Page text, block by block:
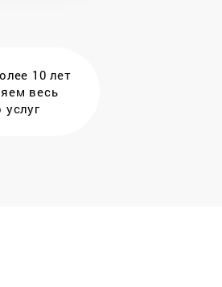
10 лет
весь
услуг